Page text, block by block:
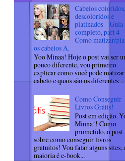
Cabelos coloridos,
descoloridos e
platinados – Guia
completo, part 4 -
Como matizar/
os cabelos A.
Yoo Minaa! Hoje o post vai ser
pouco diferente, vou primeiro
explicar como você pode
cabelo e quais são os diferentes ...
Como Conseguir
Livros Grátis!
Post em edição.
Minna!! Como
prometido, o post
sobre como conseguir livros
gratuitos! Vou falar alguns sites,
maioria é e-book...